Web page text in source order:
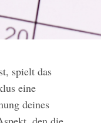
spielt das
eine
deines